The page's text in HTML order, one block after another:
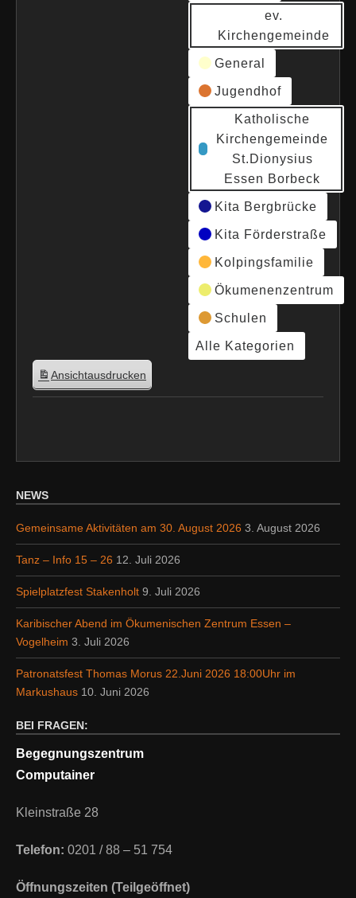
ev.
Kirchengemeinde
General
Jugendhof
Katholische
Kirchengemeinde
St.Dionysius
Essen Borbeck
Kita Bergbrücke
Kita Förderstraße
Kolpingsfamilie
Ökumenenzentrum
Schulen
Alle Kategorien
Ansichtausdrucken
NEWS
Gemeinsame Aktivitäten am 30. August 2026 3. August 2026
Tanz – Info 15 – 26 12. Juli 2026
Spielplatzfest Stakenholt 9. Juli 2026
Karibischer Abend im Ökumenischen Zentrum Essen –
Vogelheim 3. Juli 2026
Patronatsfest Thomas Morus 22.Juni 2026 18:00Uhr im
Markushaus 10. Juni 2026
BEI FRAGEN:
Begegnungszentrum
Computainer
Kleinstraße 28
Telefon: 0201 / 88 – 51 754
Öffnungszeiten (Teilgeöffnet)